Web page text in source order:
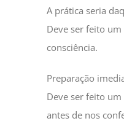
A prática seria
Deve ser feito
consciência.
Preparação
Deve ser feito
antes de nos